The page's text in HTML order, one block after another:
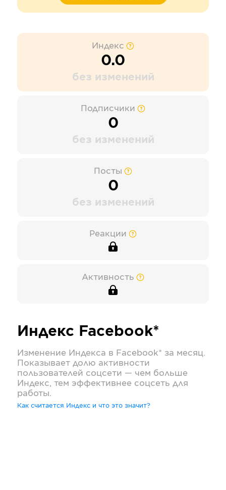
Индекс
0.0
без изменений
Подписчики
0
без изменений
Посты
0
без изменений
Реакции
Активность
Индекс Facebook*
Изменение Индекса в Facebook* за месяц.
Показывает долю активности
пользователей соцсети — чем больше
Индекс, тем эффективнее соцсеть для
работы.
Как считается Индекс и что это значит?